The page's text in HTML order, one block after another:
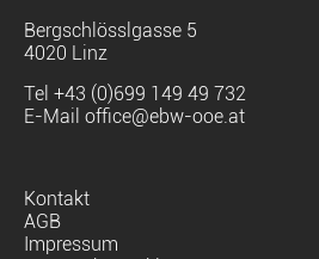
Bergschlösslgasse 5
4020 Linz
Tel +43 (0)699 149 49 732
E-Mail office@ebw-ooe.at
Navigation
überspringen
Kontakt
AGB
Impressum